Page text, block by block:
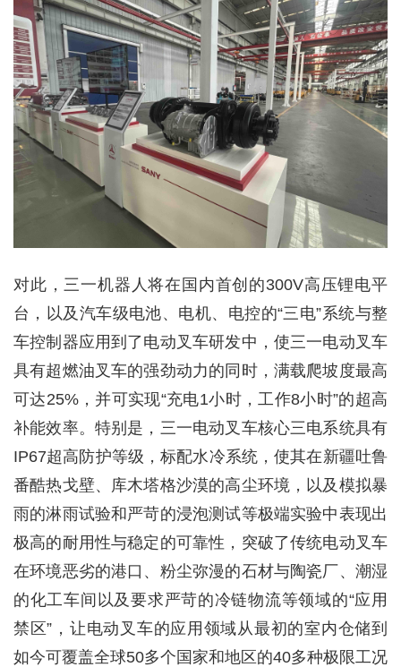
对此，三一机器人将在国内首创的300V高压锂电平
台，以及汽车级电池、电机、电控的“三电”系统与整
车控制器应用到了电动叉车研发中，使三一电动叉车
具有超燃油叉车的强劲动力的同时，满载爬坡度最高
可达25%，并可实现“充电1小时，工作8小时”的超高
补能效率。特别是，三一电动叉车核心三电系统具有
IP67超高防护等级，标配水冷系统，使其在新疆吐鲁
番酷热戈壁、库木塔格沙漠的高尘环境，以及模拟暴
雨的淋雨试验和严苛的浸泡测试等极端实验中表现出
极高的耐用性与稳定的可靠性，突破了传统电动叉车
在环境恶劣的港口、粉尘弥漫的石材与陶瓷厂、潮湿
的化工车间以及要求严苛的冷链物流等领域的“应用
禁区”，让电动叉车的应用领域从最初的室内仓储到
如今可覆盖全球50多个国家和地区的40多种极限工况